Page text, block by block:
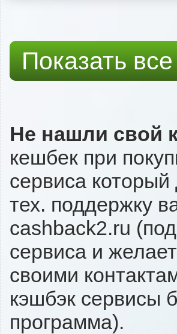
Показать
Не нашли свой
кешбек при
сервиса
тех. поддержку
cashback2.ru
сервиса и
своими
кэшбэк сервисы
программа).